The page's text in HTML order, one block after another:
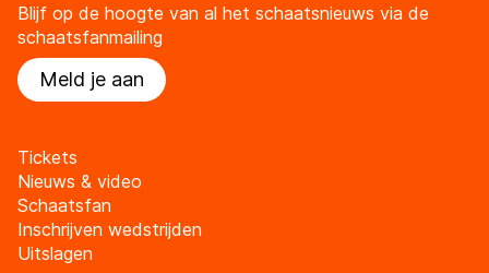
Blijf op de hoogte van al het schaatsnieuws via de
schaatsfanmailing
Meld je aan
Tickets
Nieuws & video
Schaatsfan
Inschrijven wedstrijden
Uitslagen